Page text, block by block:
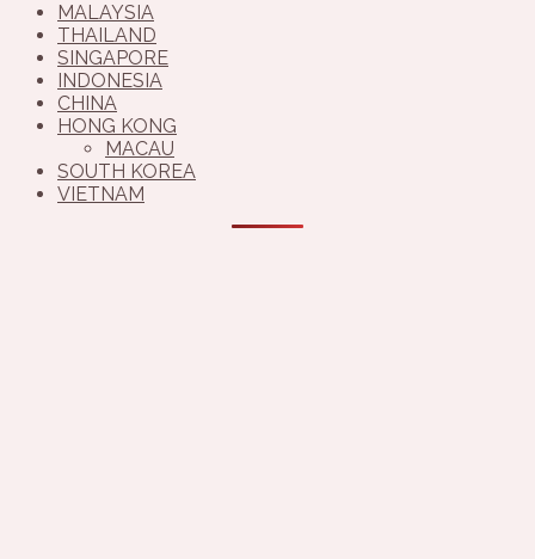
MALAYSIA
THAILAND
SINGAPORE
INDONESIA
CHINA
HONG KONG
MACAU
SOUTH KOREA
VIETNAM